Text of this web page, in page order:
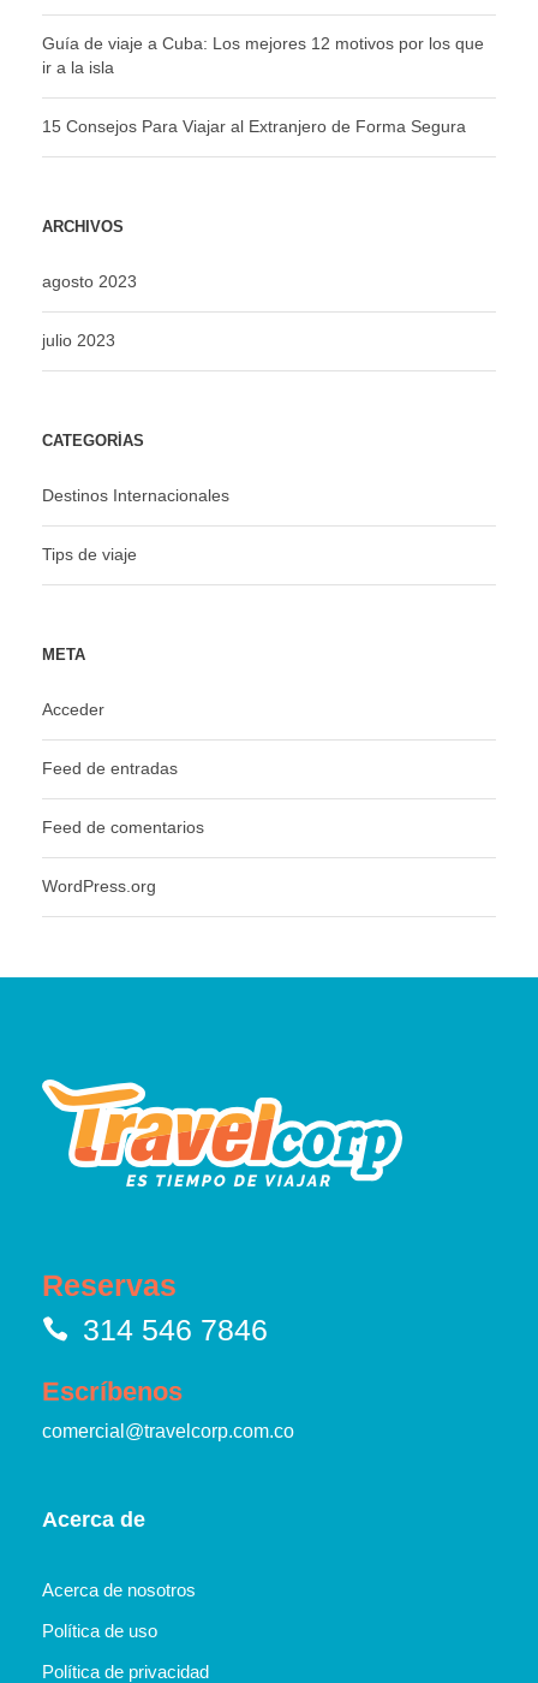
Guía de viaje a Cuba: Los mejores 12 motivos por los que
ir a la isla
15 Consejos Para Viajar al Extranjero de Forma Segura
ARCHIVOS
agosto 2023
julio 2023
CATEGORÍAS
Destinos Internacionales
Tips de viaje
META
Acceder
Feed de entradas
Feed de comentarios
WordPress.org
Reservas
314 546 7846
Escríbenos
comercial@travelcorp.com.co
Acerca de
Acerca de nosotros
Política de uso
Política de privacidad